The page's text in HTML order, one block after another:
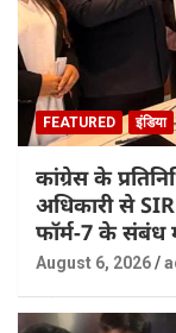
FEATURED इंडिया
कांग्रेस के
अधिकारी से
फॉर्म-7 के संबंध
August 6, 2026